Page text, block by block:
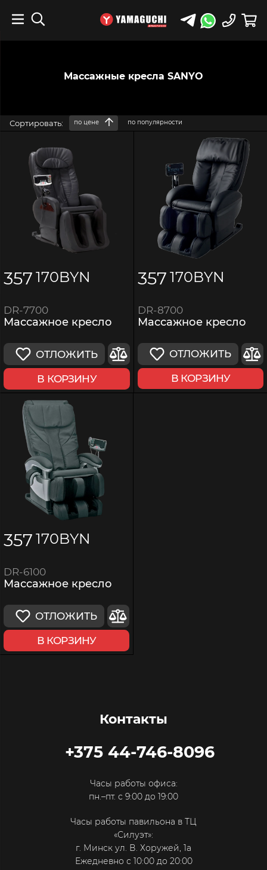
Массажные кресла SANYO
Сортировать: по цене по популярности
357 170BYN
DR-7700
Массажное кресло
ОТЛОЖИТЬ
В КОРЗИНУ
357 170BYN
DR-8700
Массажное кресло
ОТЛОЖИТЬ
В КОРЗИНУ
357 170BYN
DR-6100
Массажное кресло
ОТЛОЖИТЬ
В КОРЗИНУ
Контакты
+375 44-746-8096
Часы работы офиса:
пн.–пт. с 9:00 до 19:00
Часы работы павильона в ТЦ
«Силуэт»:
г. Минск ул. В. Хоружей, 1а
Ежедневно с 10:00 до 20:00